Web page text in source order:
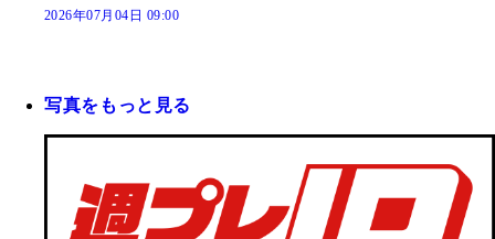
2026年07月04日 09:00
写真をもっと見る